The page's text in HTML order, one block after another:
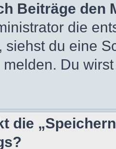
Beiträge den
die
siehst du eine
Du
die